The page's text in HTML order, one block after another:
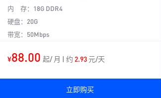
内 存： 18G DDR4
硬盘： 20G
带宽： 50Mbps
¥88.00 起/ 月 | 约 2.93元/天
立即购买